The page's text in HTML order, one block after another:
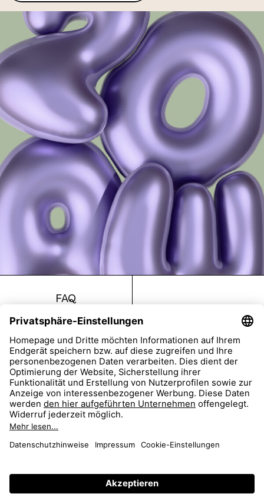
FAQ
Return
Imprint
Accessibility
Data Protection